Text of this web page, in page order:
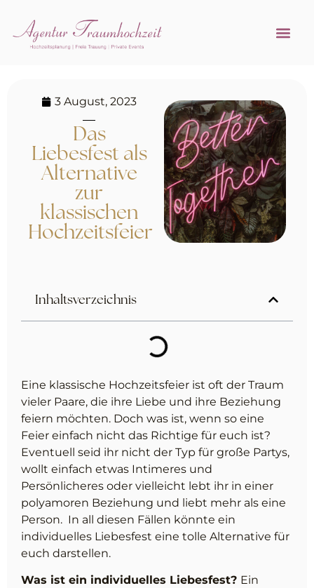
3 August, 2023
Das
Liebesfest als
Alternative
zur
klassischen
Hochzeitsfeier
Inhaltsverzeichnis
Eine klassische Hochzeitsfeier ist oft der Traum
vieler Paare, die ihre Liebe und ihre Beziehung
feiern möchten. Doch was ist, wenn so eine
Feier einfach nicht das Richtige für euch ist?
Eventuell seid ihr nicht der Typ für große Partys,
wollt einfach etwas Intimeres und
Persönlicheres oder vielleicht lebt ihr in einer
polyamoren Beziehung und liebt mehr als eine
Person. In all diesen Fällen könnte ein
individuelles Liebesfest eine tolle Alternative für
euch darstellen.
Was ist ein individuelles Liebesfest? Ein